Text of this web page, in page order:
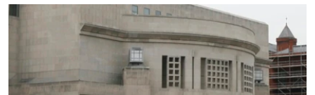
Skip
to
MIDDLE EAST
SECURITY AND DEFENSE
AID AND DEVELOPMENT
DEMOCRACY AND GOVERNANCE
ARCHIVE
FOLLOW US